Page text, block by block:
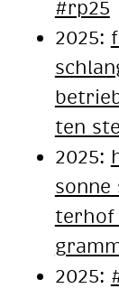
#rp25
2025:
ten
2025:
ter­hof
2025: